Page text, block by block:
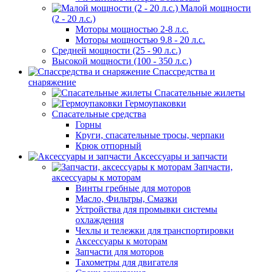
Малой мощности
(2 - 20 л.с.)
Моторы мощностью 2-8 л.с.
Моторы мощностью 9.8 - 20 л.с.
Средней мощности (25 - 90 л.с.)
Высокой мощности (100 - 350 л.с.)
Спассредства и
снаряжение
Спасательные жилеты
Гермоупаковки
Спасательные средства
Горны
Круги, спасательные тросы, черпаки
Крюк отпорный
Аксессуары и запчасти
Запчасти,
аксессуары к моторам
Винты гребные для моторов
Масло, Фильтры, Смазки
Устройства для промывки системы
охлаждения
Чехлы и тележки для транспортировки
Аксессуары к моторам
Запчасти для моторов
Тахометры для двигателя